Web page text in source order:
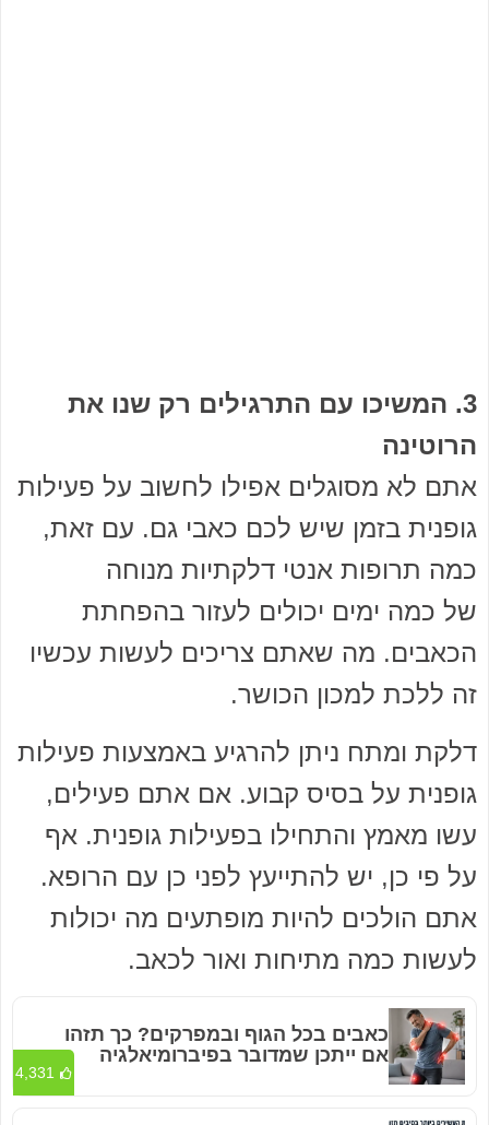
3. המשיכו עם התרגילים רק שנו את
הרוטינה
אתם לא מסוגלים אפילו לחשוב על פעילות
גופנית בזמן שיש לכם כאבי גם. עם זאת,
כמה תרופות אנטי דלקתיות מנוחה
של כמה ימים יכולים לעזור בהפחתת
הכאבים. מה שאתם צריכים לעשות עכשיו
זה ללכת למכון הכושר.
דלקת ומתח ניתן להרגיע באמצעות פעילות
גופנית על בסיס קבוע. אם אתם פעילים,
עשו מאמץ והתחילו בפעילות גופנית. אף
על פי כן, יש להתייעץ לפני כן עם הרופא.
אתם הולכים להיות מופתעים מה יכולות
לעשות כמה מתיחות ואור לכאב.
כאבים בכל הגוף ובמפרקים? כך תזהו
אם ייתכן שמדובר בפיברומיאלגיה
4,331